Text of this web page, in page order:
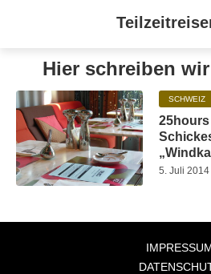
Hier schreiben
SCHWEIZ
5. Juli 2014